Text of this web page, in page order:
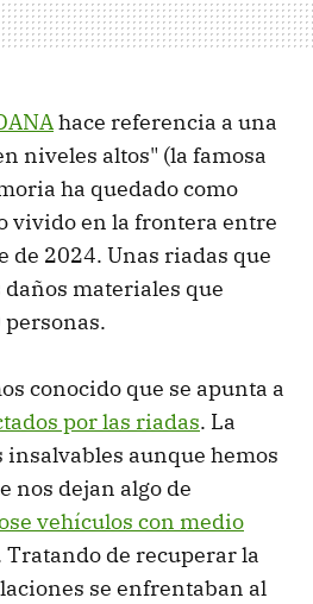
hace referencia a una
niveles altos" (la famosa
ha quedado como
vivido en la frontera entre
de 2024. Unas riadas que
materiales que
conocido que se apunta a
por las riadas. La
insalvables aunque hemos
nos dejan algo de
vehículos con medio
Tratando de recuperar la
se enfrentaban al